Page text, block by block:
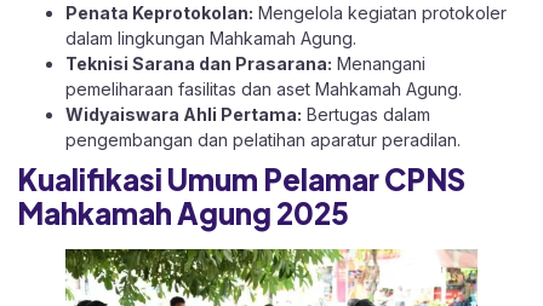
Penata Keprotokolan: Mengelola kegiatan protokoler
dalam lingkungan Mahkamah Agung.
Teknisi Sarana dan Prasarana: Menangani
pemeliharaan fasilitas dan aset Mahkamah Agung.
Widyaiswara Ahli Pertama: Bertugas dalam
pengembangan dan pelatihan aparatur peradilan.
Kualifikasi Umum Pelamar CPNS
Mahkamah Agung 2025